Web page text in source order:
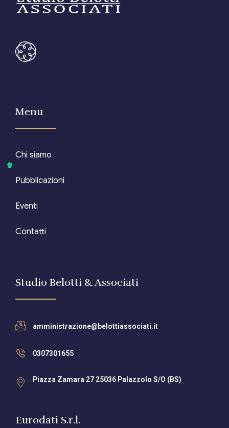
Menu
Chi siamo
Pubblicazioni
Eventi
Contatti
Studio Belotti & Associati
amministrazione@belottiassociati.it
0307301655
Piazza Zamara 27 25036 Palazzolo S/O (BS)
Eurodati S.r.l.